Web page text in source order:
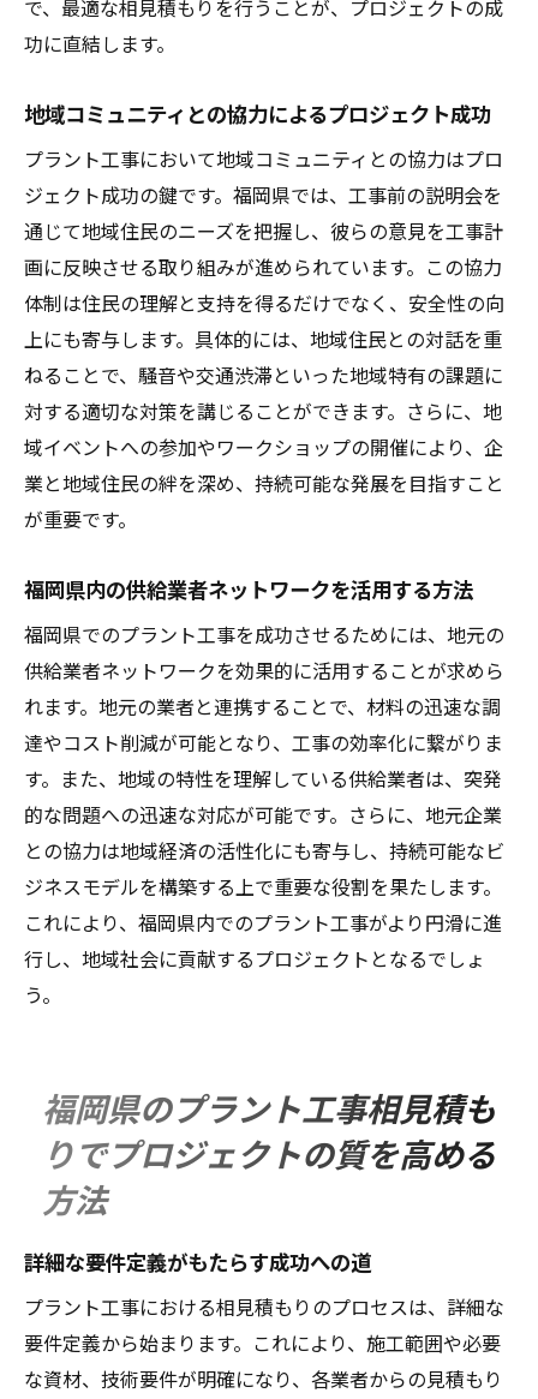
で、最適な相見積もりを行うことが、プロジェクトの成
功に直結します。
地域コミュニティとの協力によるプロジェクト成功
プラント工事において地域コミュニティとの協力はプロ
ジェクト成功の鍵です。福岡県では、工事前の説明会を
通じて地域住民のニーズを把握し、彼らの意見を工事計
画に反映させる取り組みが進められています。この協力
体制は住民の理解と支持を得るだけでなく、安全性の向
上にも寄与します。具体的には、地域住民との対話を重
ねることで、騒音や交通渋滞といった地域特有の課題に
対する適切な対策を講じることができます。さらに、地
域イベントへの参加やワークショップの開催により、企
業と地域住民の絆を深め、持続可能な発展を目指すこと
が重要です。
福岡県内の供給業者ネットワークを活用する方法
福岡県でのプラント工事を成功させるためには、地元の
供給業者ネットワークを効果的に活用することが求めら
れます。地元の業者と連携することで、材料の迅速な調
達やコスト削減が可能となり、工事の効率化に繋がりま
す。また、地域の特性を理解している供給業者は、突発
的な問題への迅速な対応が可能です。さらに、地元企業
との協力は地域経済の活性化にも寄与し、持続可能なビ
ジネスモデルを構築する上で重要な役割を果たします。
これにより、福岡県内でのプラント工事がより円滑に進
行し、地域社会に貢献するプロジェクトとなるでしょ
う。
福岡県のプラント工事相見積も
りでプロジェクトの質を高める
方法
詳細な要件定義がもたらす成功への道
プラント工事における相見積もりのプロセスは、詳細な
要件定義から始まります。これにより、施工範囲や必要
な資材、技術要件が明確になり、各業者からの見積もり